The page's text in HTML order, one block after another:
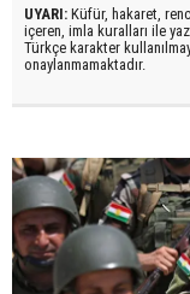
UYARI: Küfür, hakaret,
içeren, imla kuralları ile
Türkçe karakter
onaylanmamaktadır.